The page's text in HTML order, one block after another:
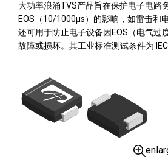
大功率浪涌TVS产品旨在保护电子电路
EOS（10/1000µs）的影响，如雷击和
还可用于防止电子设备因EOS（电气过
故障或损坏。其工业标准测试条件为